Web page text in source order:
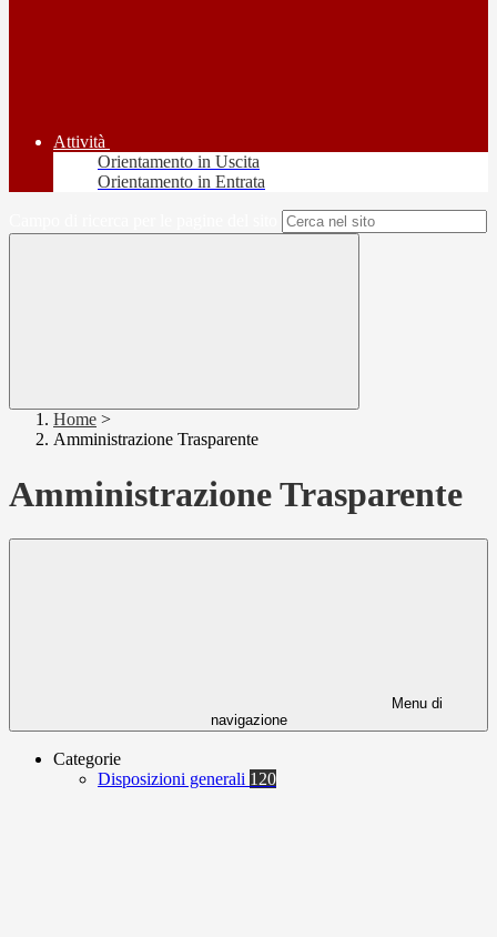
Attività
Orientamento in Uscita
Orientamento in Entrata
Home >
Amministrazione Trasparente
Amministrazione Trasparente
Menu di
navigazione
Categorie
Disposizioni generali 120